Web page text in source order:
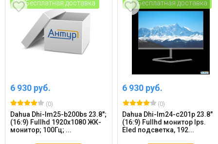
Бесплатная доставка
6 930 руб.
(0)
Dahua Dhi-lm25-b200bs 23.8";
(16:9) Fullhd 1920x1080 ЖК-
монитор; 100Гц; ...
Бесплатная доставка
6 930 руб.
(0)
Dahua Dhi-lm24-c201p 23.8"
(16:9) Fullhd монитор Ips.
Eled подсветка, 192...